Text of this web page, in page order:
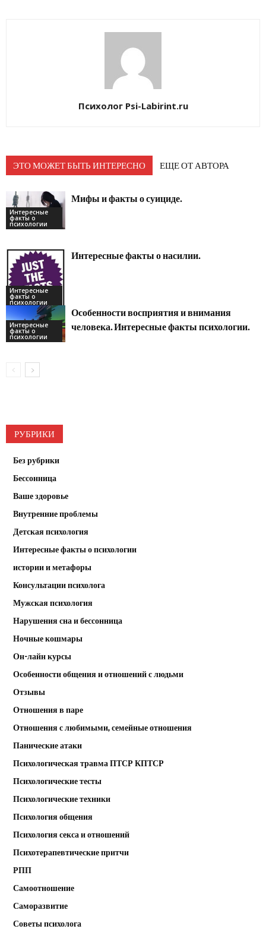
Психолог Psi-Labirint.ru
ЭТО МОЖЕТ БЫТЬ ИНТЕРЕСНО ЕЩЕ ОТ АВТОРА
Интересные
факты о
психологии
Мифы и факты о суициде.
Интересные
факты о
психологии
Интересные факты о насилии.
Интересные
факты о
психологии
Особенности восприятия и внимания
человека. Интересные факты психологии.
РУБРИКИ
Без рубрики
Бессонница
Ваше здоровье
Внутренние проблемы
Детская психология
Интересные факты о психологии
истории и метафоры
Консультации психолога
Мужская психология
Нарушения сна и бессонница
Ночные кошмары
Он-лайн курсы
Особенности общения и отношений с людьми
Отзывы
Отношения в паре
Отношения с любимыми, семейные отношения
Панические атаки
Психологическая травма ПТСР КПТСР
Психологические тесты
Психологические техники
Психология общения
Психология секса и отношений
Психотерапевтические притчи
РПП
Самоотношение
Саморазвитие
Советы психолога